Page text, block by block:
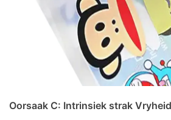
Oorsaak C: Intrinsiek strak